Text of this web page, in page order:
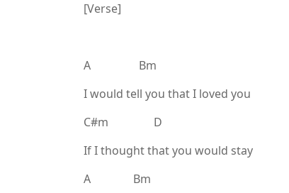
[Verse]
A Bm
I would tell you that I loved you
C#m D
If I thought that you would stay
A Bm